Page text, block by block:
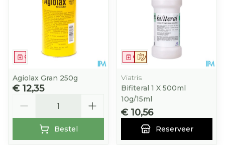
Geneesmiddel
Agiolax Gran 250g
€ 12,35
Bestel
Op voorschrift
Geneesmiddel
Viatris
Bifiteral 1 X 500ml
10g/15ml
€ 10,56
Reserveer